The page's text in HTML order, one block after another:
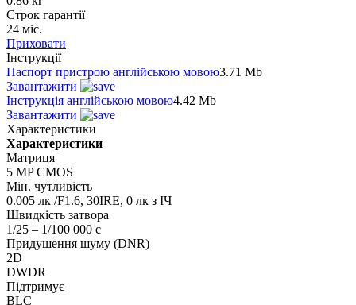
Строк гарантії
24 міс.
Приховати
Інструкції
Паспорт пристрою англійською мовою3.71 Mb
Завантажити
Інструкція англійською мовою4.42 Mb
Завантажити
Характеристики
Характеристики
Матриця
5 MP CMOS
Мін. чутливість
0.005 лк /F1.6, 30IRE, 0 лк з ІЧ
Швидкість затвора
1/25 – 1/100 000 с
Придушення шуму (DNR)
2D
DWDR
Підтримує
BLC